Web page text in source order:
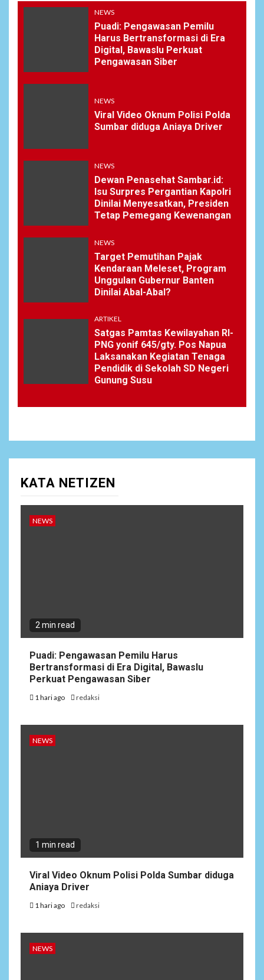
NEWS
Puadi: Pengawasan Pemilu
Harus Bertransformasi di Era
Digital, Bawaslu Perkuat
Pengawasan Siber
NEWS
Viral Video Oknum Polisi Polda
Sumbar diduga Aniaya Driver
NEWS
Dewan Penasehat Sambar.id:
Isu Surpres Pergantian Kapolri
Dinilai Menyesatkan, Presiden
Tetap Pemegang Kewenangan
NEWS
Target Pemutihan Pajak
Kendaraan Meleset, Program
Unggulan Gubernur Banten
Dinilai Abal-Abal?
ARTIKEL
Satgas Pamtas Kewilayahan RI-
PNG yonif 645/gty. Pos Napua
Laksanakan Kegiatan Tenaga
Pendidik di Sekolah SD Negeri
Gunung Susu
KATA NETIZEN
NEWS
2 min read
Puadi: Pengawasan Pemilu Harus
Bertransformasi di Era Digital, Bawaslu
Perkuat Pengawasan Siber
1 hari ago redaksi
NEWS
1 min read
Viral Video Oknum Polisi Polda Sumbar diduga
Aniaya Driver
1 hari ago redaksi
NEWS